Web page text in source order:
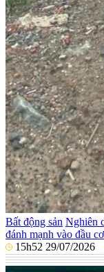
Bất động sản Nghiên
đánh mạnh vào đầu
15h52 29/07/2026